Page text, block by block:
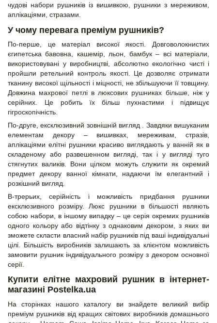
чудові набори рушників із вишивкою, рушники з мереживом,
аплікаціями, стразами.
У чому перевага преміум рушників?
По-перше, це матеріал високої якості. Довговолокнистих
єгипетська бавовна, кашемір, льон, бамбук – всі матеріали,
використовувані у виробництві, абсолютно екологічно чисті і
пройшли ретельний контроль якості. Це дозволяє отримати
тканину високої щільності і міцності, не збільшуючи її товщину.
Довжина махрової петлі в люксових рушниках більше, ніж у
серійних. Це робить їх більш пухнастими і підвищує
гігроскопічність.
По-друге, ексклюзивний зовнішній вигляд . Завдяки вишуканим
елементам декору – вишивках, мереживам, стразів,
аплікаціями елітні рушники красиво виглядають у ванній як в
складеному або развешенном вигляді, так і у вигляді туго
стягнутих валиків. Вони цілком можуть служити як окремий
предмет декору ванної кімнати, надаючи їм елегантний і
розкішний вигляд.
В-трерьих, серійність і можливість придбання рушники
ексклюзивного розміру. Люкс рушники в більшості являють
собою набори, в іншому випадку – це серія окремих рушників
одного кольору або відтінку з однаковим декором, з яких ви
зможете скласти власний набір рушників під ваші індивідуальні
цілі. Більшість виробників залишають за клієнтом можливість
замовити рушник індивідуального розміру з декором основної
серії.
Купити елітне махровий рушник в інтернет-
магазині Postelka.ua
На сторінках нашого каталогу ви знайдете великий вибір
преміум рушників від кращих світових виробників домашнього